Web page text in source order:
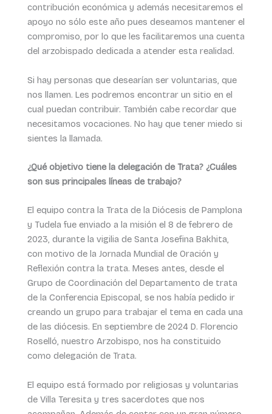
contribución económica y además necesitaremos el
apoyo no sólo este año pues deseamos mantener el
compromiso, por lo que les facilitaremos una cuenta
del arzobispado dedicada a atender esta realidad.
Si hay personas que desearían ser voluntarias, que
nos llamen. Les podremos encontrar un sitio en el
cual puedan contribuir. También cabe recordar que
necesitamos vocaciones. No hay que tener miedo si
sientes la llamada.
¿Qué objetivo tiene la delegación de Trata? ¿Cuáles
son sus principales líneas de trabajo?
El equipo contra la Trata de la Diócesis de Pamplona
y Tudela fue enviado a la misión el 8 de febrero de
2023, durante la vigilia de Santa Josefina Bakhita,
con motivo de la Jornada Mundial de Oración y
Reflexión contra la trata. Meses antes, desde el
Grupo de Coordinación del Departamento de trata
de la Conferencia Episcopal, se nos había pedido ir
creando un grupo para trabajar el tema en cada una
de las diócesis. En septiembre de 2024 D. Florencio
Roselló, nuestro Arzobispo, nos ha constituido
como delegación de Trata.
El equipo está formado por religiosas y voluntarias
de Villa Teresita y tres sacerdotes que nos